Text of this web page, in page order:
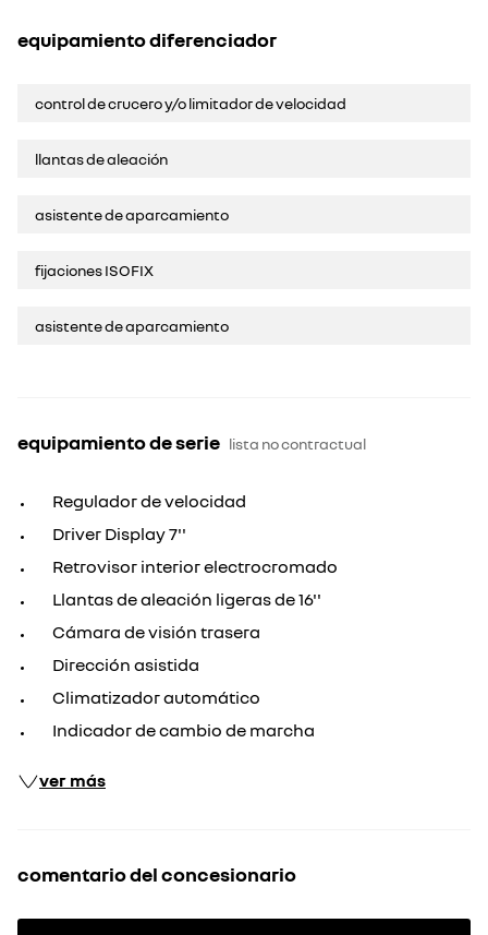
equipamiento diferenciador
control de crucero y/o limitador de velocidad
llantas de aleación
asistente de aparcamiento
fijaciones ISOFIX
asistente de aparcamiento
equipamiento de serie lista no contractual
Regulador de velocidad
Driver Display 7''
Retrovisor interior electrocromado
Llantas de aleación ligeras de 16''
Cámara de visión trasera
Dirección asistida
Climatizador automático
Indicador de cambio de marcha
ver más
comentario del concesionario